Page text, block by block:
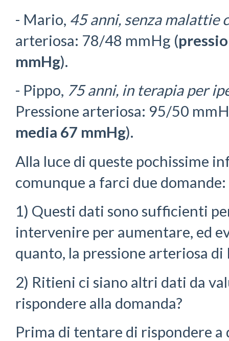
- Mario, 45 anni, senza malattie
arteriosa: 78/48 mmHg (
mmHg).
- Pippo, 75 anni, in terapia per
Pressione arteriosa: 95/50
media 67 mmHg).
Alla luce di queste pochissime
comunque a farci due domande:
1) Questi dati sono sufficienti
intervenire per aumentare, ed
quanto, la pressione arteriosa
2) Ritieni ci siano altri dati da
rispondere alla domanda?
Prima di tentare di rispondere a